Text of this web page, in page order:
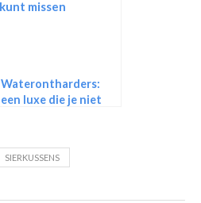
Waterontharders:
een luxe die je niet
SIERKUSSENS